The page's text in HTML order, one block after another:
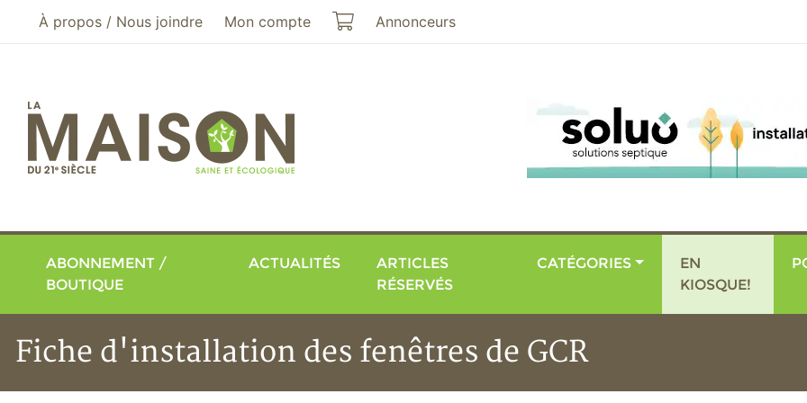
Aller au menu principal
Aller au contenu principal
À propos / Nous joindre Mon compte Mon panier
Annonceurs
ABONNEMENT /
BOUTIQUE
ACTUALITÉS
ARTICLES
RÉSERVÉS
CATÉGORIES
EN
KIOSQUE!
Fiche d'installation des fenêtres de GCR